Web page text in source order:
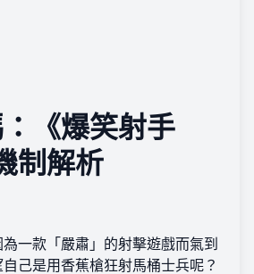
《爆笑射手
制解析
一款「嚴肅」的射擊遊戲而氣到
己是用香蕉槍狂射馬桶士兵呢？